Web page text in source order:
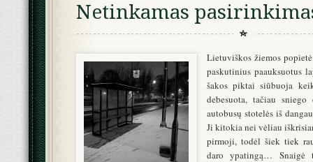
Netinkamas
Lietuviškos žiemos
paskutinius paauksuotus
šakos piktai siūbuoja
debesuota, tačiau
autobusų stotelės iš
Ji kitokia nei vėliau
pirmoji, todėl šiek tiek
daro ypatingą…